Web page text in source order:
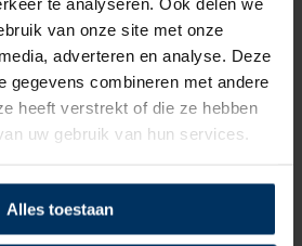
van onze site met onze
adverteren en analyse. Deze
gegevens combineren met andere
heeft verstrekt of die ze hebben
uw gebruik van hun services.
Alles toestaan
8 mm – 2,5
zwart (2 stuks)